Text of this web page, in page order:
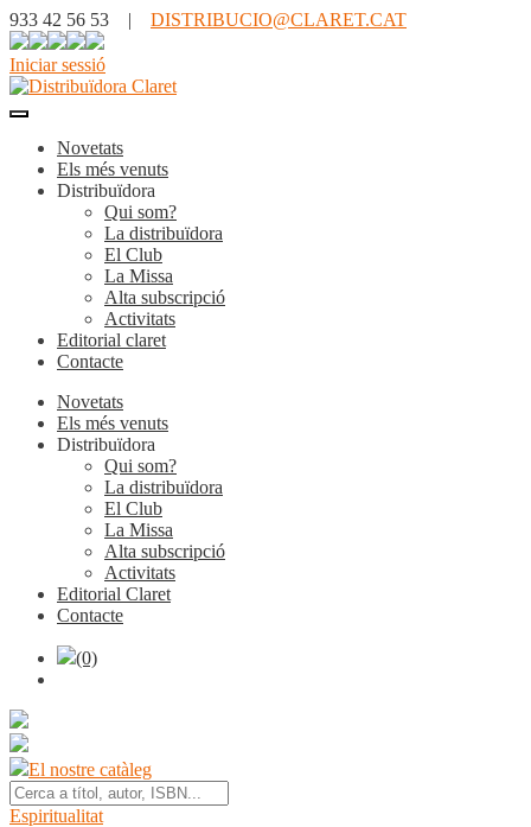
933 42 56 53 | DISTRIBUCIO@CLARET.CAT
Iniciar sessió
Novetats
Els més venuts
Distribuïdora
Qui som?
La distribuïdora
El Club
La Missa
Alta subscripció
Activitats
Editorial claret
Contacte
Novetats
Els més venuts
Distribuïdora
Qui som?
La distribuïdora
El Club
La Missa
Alta subscripció
Activitats
Editorial Claret
Contacte
(0)
El nostre catàleg
Espiritualitat